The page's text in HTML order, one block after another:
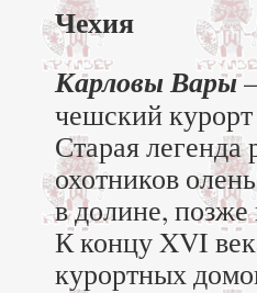
Чехия
Карловы Вары
чешский
Старая легенда
охотников
в долине, позже
К концу XVI
курортных